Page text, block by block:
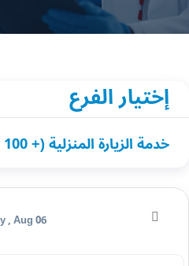
إختيار الفرع
خدمة الزيارة المنزلية (+ 100